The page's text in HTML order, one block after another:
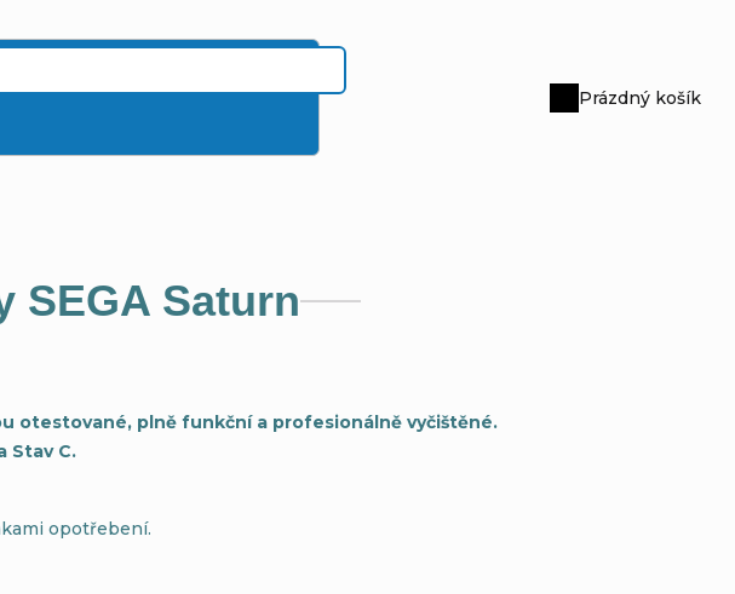
Nákupní
Prázdný košík
SEGA Saturn
otestované, plně funkční a profesionálně vyčištěné.
Stav C.
opotřebení.